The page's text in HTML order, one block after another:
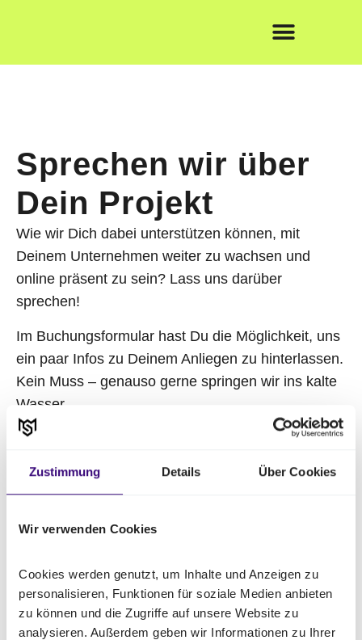
Zustimmung Details Über Cookies
Wir verwenden Cookies
Cookies werden genutzt, um Inhalte und Anzeigen zu
personalisieren, Funktionen für soziale Medien anbieten
zu können und die Zugriffe auf unsere Website zu
analysieren. Außerdem geben wir Informationen zu Ihrer
Sprechen wir über
Dein Projekt
Wie wir Dich dabei unterstützen können, mit
Deinem Unternehmen weiter zu wachsen und
online präsent zu sein? Lass uns darüber
sprechen!
Im Buchungsformular hast Du die Möglichkeit, uns
ein paar Infos zu Deinem Anliegen zu hinterlassen.
Kein Muss – genauso gerne springen wir ins kalte
Wasser.
Wir freuen uns auf den Austausch mit Dir!